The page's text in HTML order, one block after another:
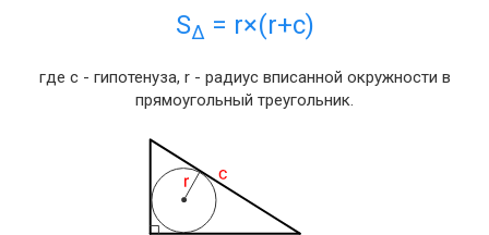
SΔ = r×(r+c)
где c - гипотенуза, r - радиус вписанной окружности в
прямоугольный треугольник.